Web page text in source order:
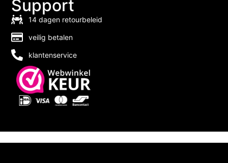
Support
14 dagen retourbeleid
veilig betalen
klantenservice